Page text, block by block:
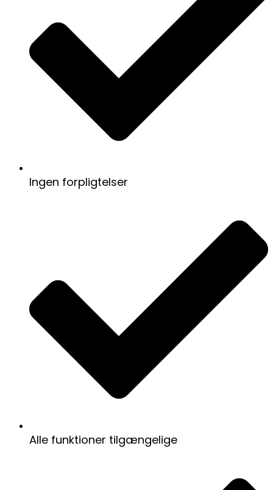
Ingen forpligtelser
Alle funktioner tilgængelige